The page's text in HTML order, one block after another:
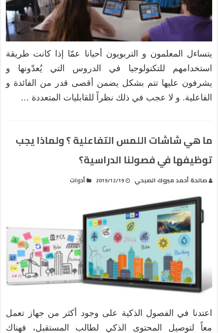
يتساءل المعلمون و التربويون أحيانا عمّا إذا كانت طريقة
استخدامهم للتكنولوجيا في الدروس التي يُعدّونها و
يشرفون عليها تتم بشكل يضمن أقصى قدر من الفائدة و
الفاعلية. و لا عجب في ذلك نظراً للقابليات المتعددة …
ما هي شاشات اللمس التفاعلية ؟ ولماذا يجب
توظيفها في فصولنا الدراسية؟
صالحة أحمد مبروك الصبحي 2019/12/19 أدوات
اعتدنا في الفصول الذكية على وجود أكثر من جهاز تعمل
معاً لتوصيل المحتوى الذكي لطالب المستقبل، فهناك